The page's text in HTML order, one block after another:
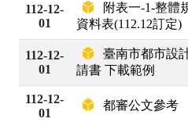
112-12-
01
附表一-1-整體
資料表(112.12訂定)
112-12-
01
臺南市都市設
請書 下載範例
112-12-
01
都審公文參考